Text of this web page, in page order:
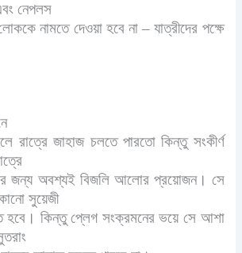
নেপলস
নামতে দেওয়া হবে না – যাত্রীদের পক্ষে
রাত্রে জাহাজ চলতে পারতো কিন্তু সংকীর্ণ
জন্য অবশ্যই বিজলি আলোর প্রয়োজন। সে
সুয়েজী
হবে। কিন্তু প্লেগ সংক্রমনের ভয়ে সে আশা